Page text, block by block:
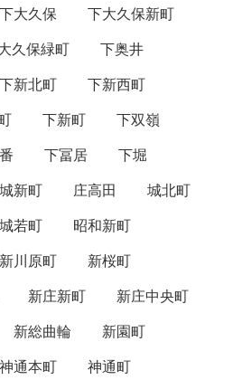
下大久保
下大久保新町
久保緑町
下奥井
下新北町
下新西町
下新町
下双嶺
下冨居
下堀
城新町 庄高田
城北町
城若町
昭和新町
新川原町
新桜町
新庄新町
新庄中央町
新総曲輪
新園町
神通本町
神通町